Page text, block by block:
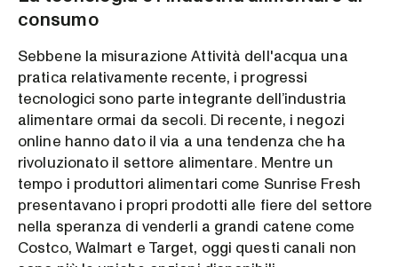
consumo
Sebbene la misurazione Attività dell'acqua una
pratica relativamente recente, i progressi
tecnologici sono parte integrante dell’industria
alimentare ormai da secoli. Di recente, i negozi
online hanno dato il via a una tendenza che ha
rivoluzionato il settore alimentare. Mentre un
tempo i produttori alimentari come Sunrise Fresh
presentavano i propri prodotti alle fiere del settore
nella speranza di venderli a grandi catene come
Costco, Walmart e Target, oggi questi canali non